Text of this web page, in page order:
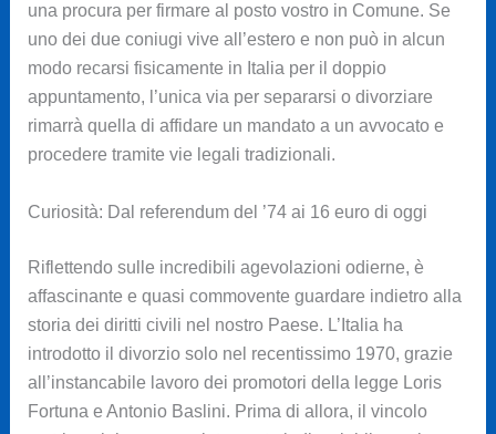
una procura per firmare al posto vostro in Comune. Se
uno dei due coniugi vive all’estero e non può in alcun
modo recarsi fisicamente in Italia per il doppio
appuntamento, l’unica via per separarsi o divorziare
rimarrà quella di affidare un mandato a un avvocato e
procedere tramite vie legali tradizionali.
Curiosità: Dal referendum del ’74 ai 16 euro di oggi
Riflettendo sulle incredibili agevolazioni odierne, è
affascinante e quasi commovente guardare indietro alla
storia dei diritti civili nel nostro Paese. L’Italia ha
introdotto il divorzio solo nel recentissimo 1970, grazie
all’instancabile lavoro dei promotori della legge Loris
Fortuna e Antonio Baslini. Prima di allora, il vincolo